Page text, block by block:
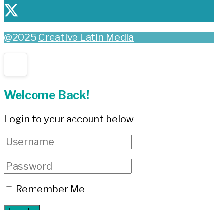
@2025 Creative Latin Media
Welcome Back!
Login to your account below
Remember Me